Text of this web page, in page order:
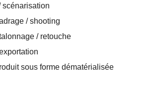
scénarisation
/ shooting
/ retouche
sous forme dématérialisée